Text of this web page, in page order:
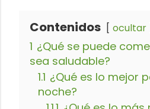
Contenidos ocultar
1 ¿Qué se puede
sea saludable?
1.1 ¿Qué es lo mejor
noche?